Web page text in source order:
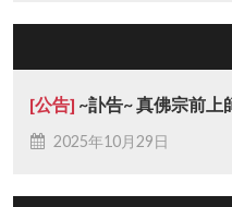
[公告] ~訃告~ 真佛宗前上
2025年10月29日